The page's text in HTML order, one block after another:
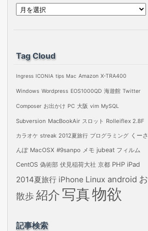
ア
ブ
Tag Cloud
Ingress ICONIA tips Mac Amazon X-TRA400
Windows Wordpress EOS1000QD 海遊館 Twitter
Composer お出かけ PC 大阪 vim MySQL
Subversion MacBookAir スロット Rolleiflex 2.8F
カラオケ streak 2012夏旅行 プログラミング くーさ
んぽ MacOSX #9sanpo メモ jubeat フィルム
CentOS 偽術部 伏見稲荷大社 京都 PHP iPad
2014夏旅行 iPhone Linux android お
散歩紹介 写真物欲
記事検索